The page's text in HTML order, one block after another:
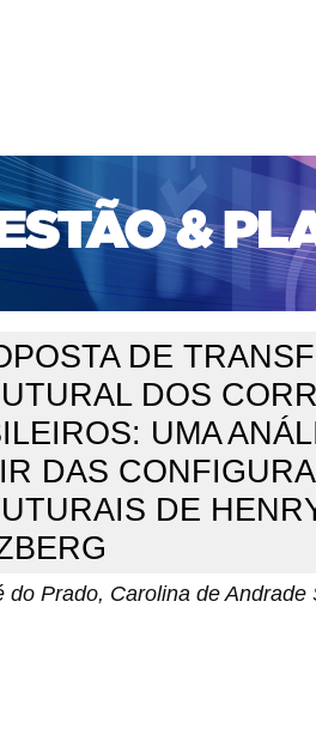
ACESSO CADASTRO
DA UNIFACS
SUBMISSÕES
DE ARTIGOS
TUTORIAL PARA
3, set./dez. 2016 do Prado
DE
DOS
UMA
DAS
DE
do Prado, Carolina de